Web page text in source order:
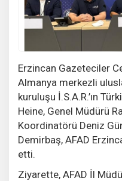
Erzincan Gazeteciler
Almanya merkezli
kuruluşu İ.S.A.R.’ın
Heine, Genel Müdürü
Koordinatörü Deniz
Demirbaş, AFAD
etti.
Ziyarette, AFAD İl